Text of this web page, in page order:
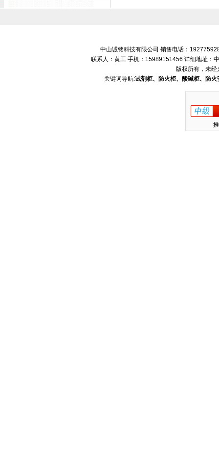
中山诚铭科技有限公司 销售电话：
联系人：黄工 手机：15989151456 详细地址：
版权所有，未经
关键词导航:试剂柜、防火柜、酸碱柜、防